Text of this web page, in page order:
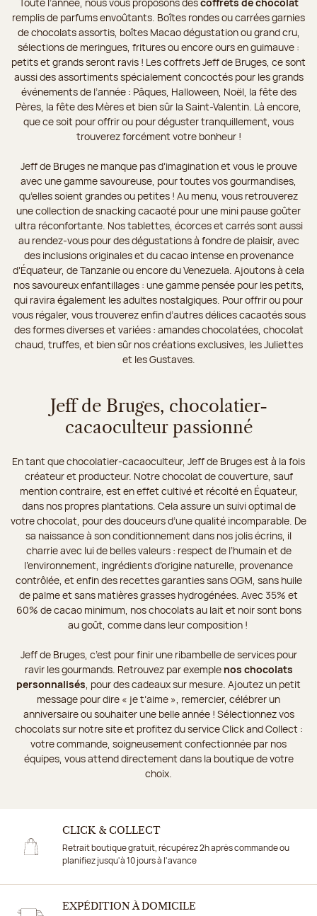
remplis de parfums envoûtants. Boîtes rondes ou carrées garnies
de chocolats assortis, boîtes Macao dégustation ou grand cru,
sélections de meringues, fritures ou encore ours en guimauve :
petits et grands seront ravis ! Les coffrets Jeff de Bruges, ce sont
aussi des assortiments spécialement concoctés pour les grands
événements de l’année : Pâques, Halloween, Noël, la fête des
Pères, la fête des Mères et bien sûr la Saint-Valentin. Là encore,
que ce soit pour offrir ou pour déguster tranquillement, vous
trouverez forcément votre bonheur !
Jeff de Bruges ne manque pas d’imagination et vous le prouve
avec une gamme savoureuse, pour toutes vos gourmandises,
qu’elles soient grandes ou petites ! Au menu, vous retrouverez
une collection de snacking cacaoté pour une mini pause goûter
ultra réconfortante. Nos tablettes, écorces et carrés sont aussi
au rendez-vous pour des dégustations à fondre de plaisir, avec
des inclusions originales et du cacao intense en provenance
d’Équateur, de Tanzanie ou encore du Venezuela. Ajoutons à cela
nos savoureux enfantillages : une gamme pensée pour les petits,
qui ravira également les adultes nostalgiques. Pour offrir ou pour
vous régaler, vous trouverez enfin d’autres délices cacaotés sous
des formes diverses et variées : amandes chocolatées, chocolat
chaud, truffes, et bien sûr nos créations exclusives, les Juliettes
et les Gustaves.
Jeff de Bruges, chocolatier-
cacaoculteur passionné
En tant que chocolatier-cacaoculteur, Jeff de Bruges est à la fois
créateur et producteur. Notre chocolat de couverture, sauf
mention contraire, est en effet cultivé et récolté en Équateur,
dans nos propres plantations. Cela assure un suivi optimal de
votre chocolat, pour des douceurs d’une qualité incomparable. De
sa naissance à son conditionnement dans nos jolis écrins, il
charrie avec lui de belles valeurs : respect de l’humain et de
l’environnement, ingrédients d’origine naturelle, provenance
contrôlée, et enfin des recettes garanties sans OGM, sans huile
de palme et sans matières grasses hydrogénées. Avec 35% et
60% de cacao minimum, nos chocolats au lait et noir sont bons
au goût, comme dans leur composition !
Jeff de Bruges, c’est pour finir une ribambelle de services pour
ravir les gourmands. Retrouvez par exemple nos chocolats
personnalisés , pour des cadeaux sur mesure. Ajoutez un petit
message pour dire « je t’aime », remercier, célébrer un
anniversaire ou souhaiter une belle année ! Sélectionnez vos
chocolats sur notre site et profitez du service Click and Collect :
votre commande, soigneusement confectionnée par nos
équipes, vous attend directement dans la boutique de votre
choix.
CLICK & COLLECT
Retrait boutique gratuit, récupérez 2h après commande ou
planifiez jusqu'à 10 jours à l'avance
EXPÉDITION À DOMICILE